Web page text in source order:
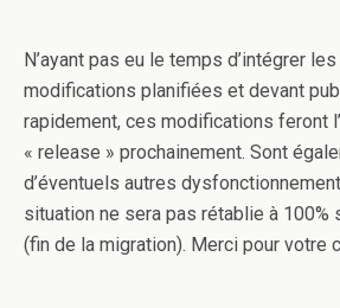
N’ayant pas eu le temps d’intégrer
modifications planifiées et devant
rapidement, ces modifications feront
« release » prochainement. Sont
d’éventuels autres
situation ne sera pas rétablie à 100%
(fin de la migration). Merci pour votre